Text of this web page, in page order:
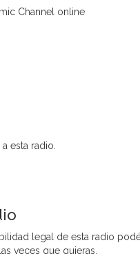
Channel online
esta radio.
legal de esta radio
veces que quieras.